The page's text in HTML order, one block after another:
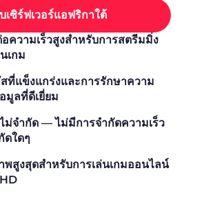
เซิร์ฟเวอร์แอฟริกาใต้
ความเร็วสูงสำหรับการสตรีมมิ่ง
เกม
สที่แข็งแกร่งและการรักษาความ
มูลที่ดีเยี่ยม
ม่จำกัด — ไม่มีการจำกัดความเร็ว
ดใดๆ
พสูงสุดสำหรับการเล่นเกมออนไลน์